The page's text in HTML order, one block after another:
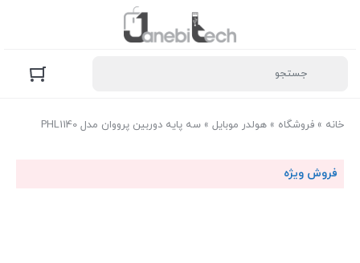
خانه » فروشگاه » هولدر موبایل » سه پایه دوربین پرووان مدل PHL1140
فروش ویژه